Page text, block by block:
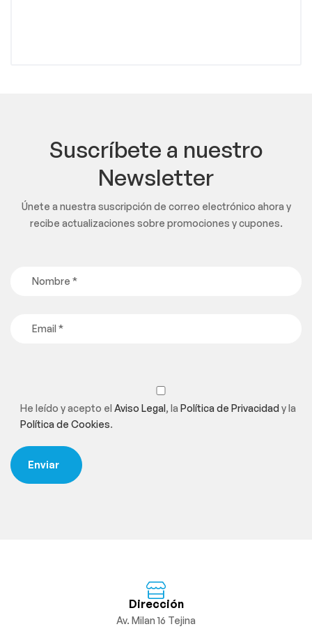
Suscríbete a nuestro
Newsletter
Únete a nuestra suscripción de correo electrónico ahora y
recibe actualizaciones sobre promociones y cupones.
He leído y acepto el Aviso Legal, la Política de Privacidady la
Política de Cookies.
Dirección
Av. Milan 16 Tejina